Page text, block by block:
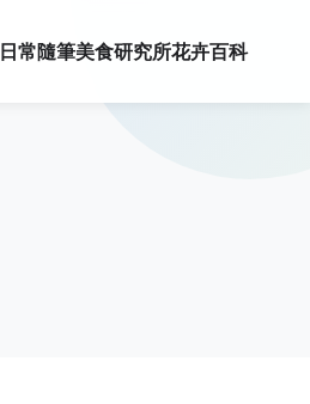
日常隨筆美食研究所花卉百科